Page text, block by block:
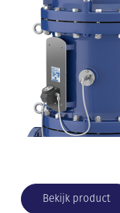
Bekijk product